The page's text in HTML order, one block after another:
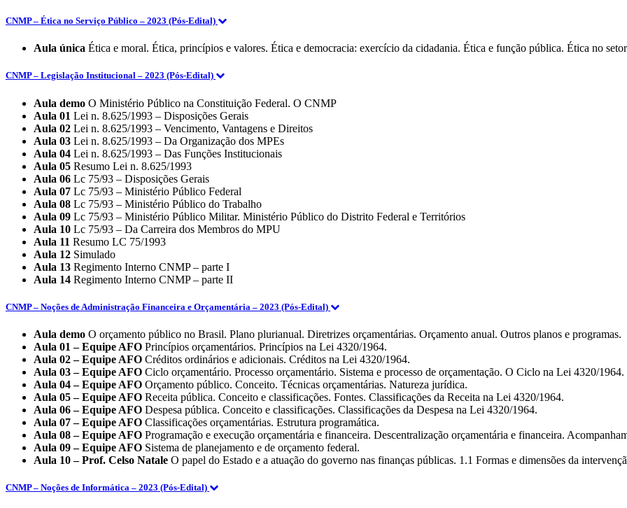
CNMP – Ética no Serviço Público – 2023 (Pós-Edital)
Aula única Ética e moral. Ética, princípios e valores. Ética e democracia: exercício da cidadania. Ética e função pública. Ética no
CNMP – Legislação Institucional – 2023 (Pós-Edital)
Aula demo O Ministério Público na Constituição Federal. O CNMP
Aula 01 Lei n. 8.625/1993 – Disposições Gerais
Aula 02 Lei n. 8.625/1993 – Vencimento, Vantagens e Direitos
Aula 03 Lei n. 8.625/1993 – Da Organização dos MPEs
Aula 04 Lei n. 8.625/1993 – Das Funções Institucionais
Aula 05 Resumo Lei n. 8.625/1993
Aula 06 Lc 75/93 – Disposições Gerais
Aula 07 Lc 75/93 – Ministério Público Federal
Aula 08 Lc 75/93 – Ministério Público do Trabalho
Aula 09 Lc 75/93 – Ministério Público Militar. Ministério Público do Distrito Federal e Territórios
Aula 10 Lc 75/93 – Da Carreira dos Membros do MPU
Aula 11 Resumo LC 75/1993
Aula 12 Simulado
Aula 13 Regimento Interno CNMP – parte I
Aula 14 Regimento Interno CNMP – parte II
CNMP – Noções de Administração Financeira e Orçamentária – 2023 (Pós-Edital)
Aula demo O orçamento público no Brasil. Plano plurianual. Diretrizes orçamentárias. Orçamento anual. Outros planos e programas.
Aula 01 – Equipe AFO Princípios orçamentários. Princípios na Lei 4320/1964.
Aula 02 – Equipe AFO Créditos ordinários e adicionais. Créditos na Lei 4320/1964.
Aula 03 – Equipe AFO Ciclo orçamentário. Processo orçamentário. Sistema e processo de orçamentação. O Ciclo na Lei 4320/1964.
Aula 04 – Equipe AFO Orçamento público. Conceito. Técnicas orçamentárias. Natureza jurídica.
Aula 05 – Equipe AFO Receita pública. Conceito e classificações. Fontes. Classificações da Receita na Lei 4320/1964.
Aula 06 – Equipe AFO Despesa pública. Conceito e classificações. Classificações da Despesa na Lei 4320/1964.
Aula 07 – Equipe AFO Classificações orçamentárias. Estrutura programática.
Aula 08 – Equipe AFO Programação e execução orçamentária e financeira. Descentralização orçamentária e financeira.
Aula 09 – Equipe AFO Sistema de planejamento e de orçamento federal.
Aula 10 – Prof. Celso Natale O papel do Estado e a atuação do governo nas finanças públicas. 1.1 Formas e dimensões da
CNMP – Noções de Informática – 2023 (Pós-Edital)